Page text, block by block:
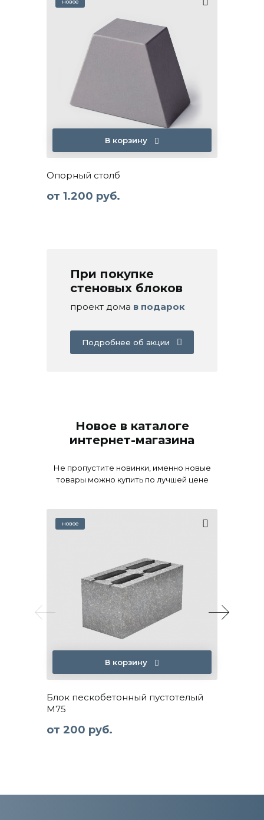
В корзину
Опорный столб
от 1.200 руб.
При покупке
стеновых блоков
проект дома в подарок
Подробнее об акции
Новое в каталоге
интернет-магазина
Не пропустите новинки, именно новые
товары можно купить по лучшей цене
В корзину
Блок пескобетонный пустотелый
М75
от 200 руб.